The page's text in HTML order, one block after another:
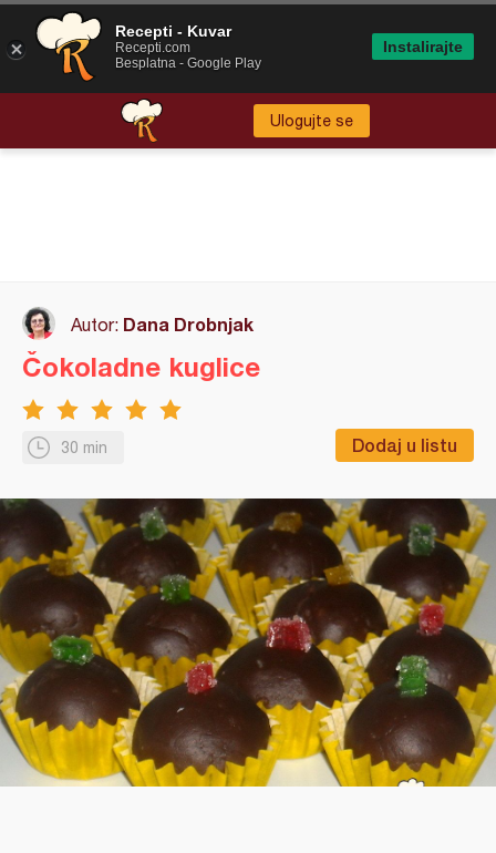
Ulogujte se
Autor: Dana Drobnjak
30 min Dodaj u listu
Čokoladne kuglice
Recepti - Kuvar
Recepti.com
Besplatna - Google Play
Instalirajte